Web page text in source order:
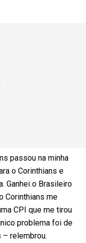
passou na minha
o Corinthians e
Ganhei o Brasileiro
Corinthians me
CPI que me tirou
problema foi de
relembrou.